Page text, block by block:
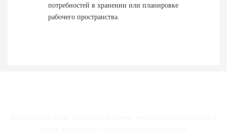
потребностей в хранении или планировке
рабочего пространства.